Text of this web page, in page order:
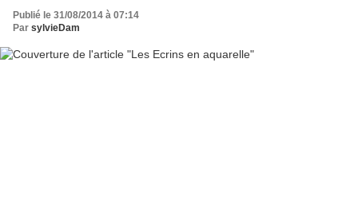
Publié le 31/08/2014 à 07:14
Par sylvieDam